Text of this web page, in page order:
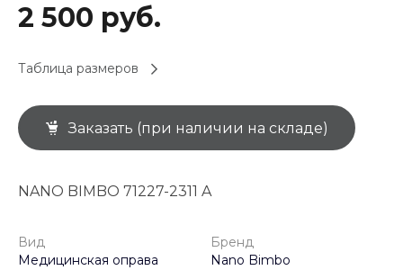
2 500 руб.
Таблица размеров
Заказать (при наличии на складе)
NANO BIMBO 71227-2311 A
Вид
Медицинская оправа
Бренд
Nano Bimbo